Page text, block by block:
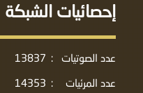
إحصائيات الشبكة
عدد الصوتيات :
13837
عدد المرئيات
:
14353